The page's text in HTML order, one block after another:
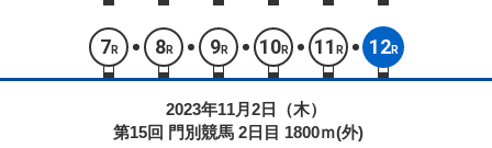
7 R 8R 9R 10R 11 R 12R
2023年11月2日（木）
第15回 門別競馬 2日目 1800ｍ(外)